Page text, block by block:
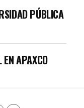
PÚBLICA
APAXCO